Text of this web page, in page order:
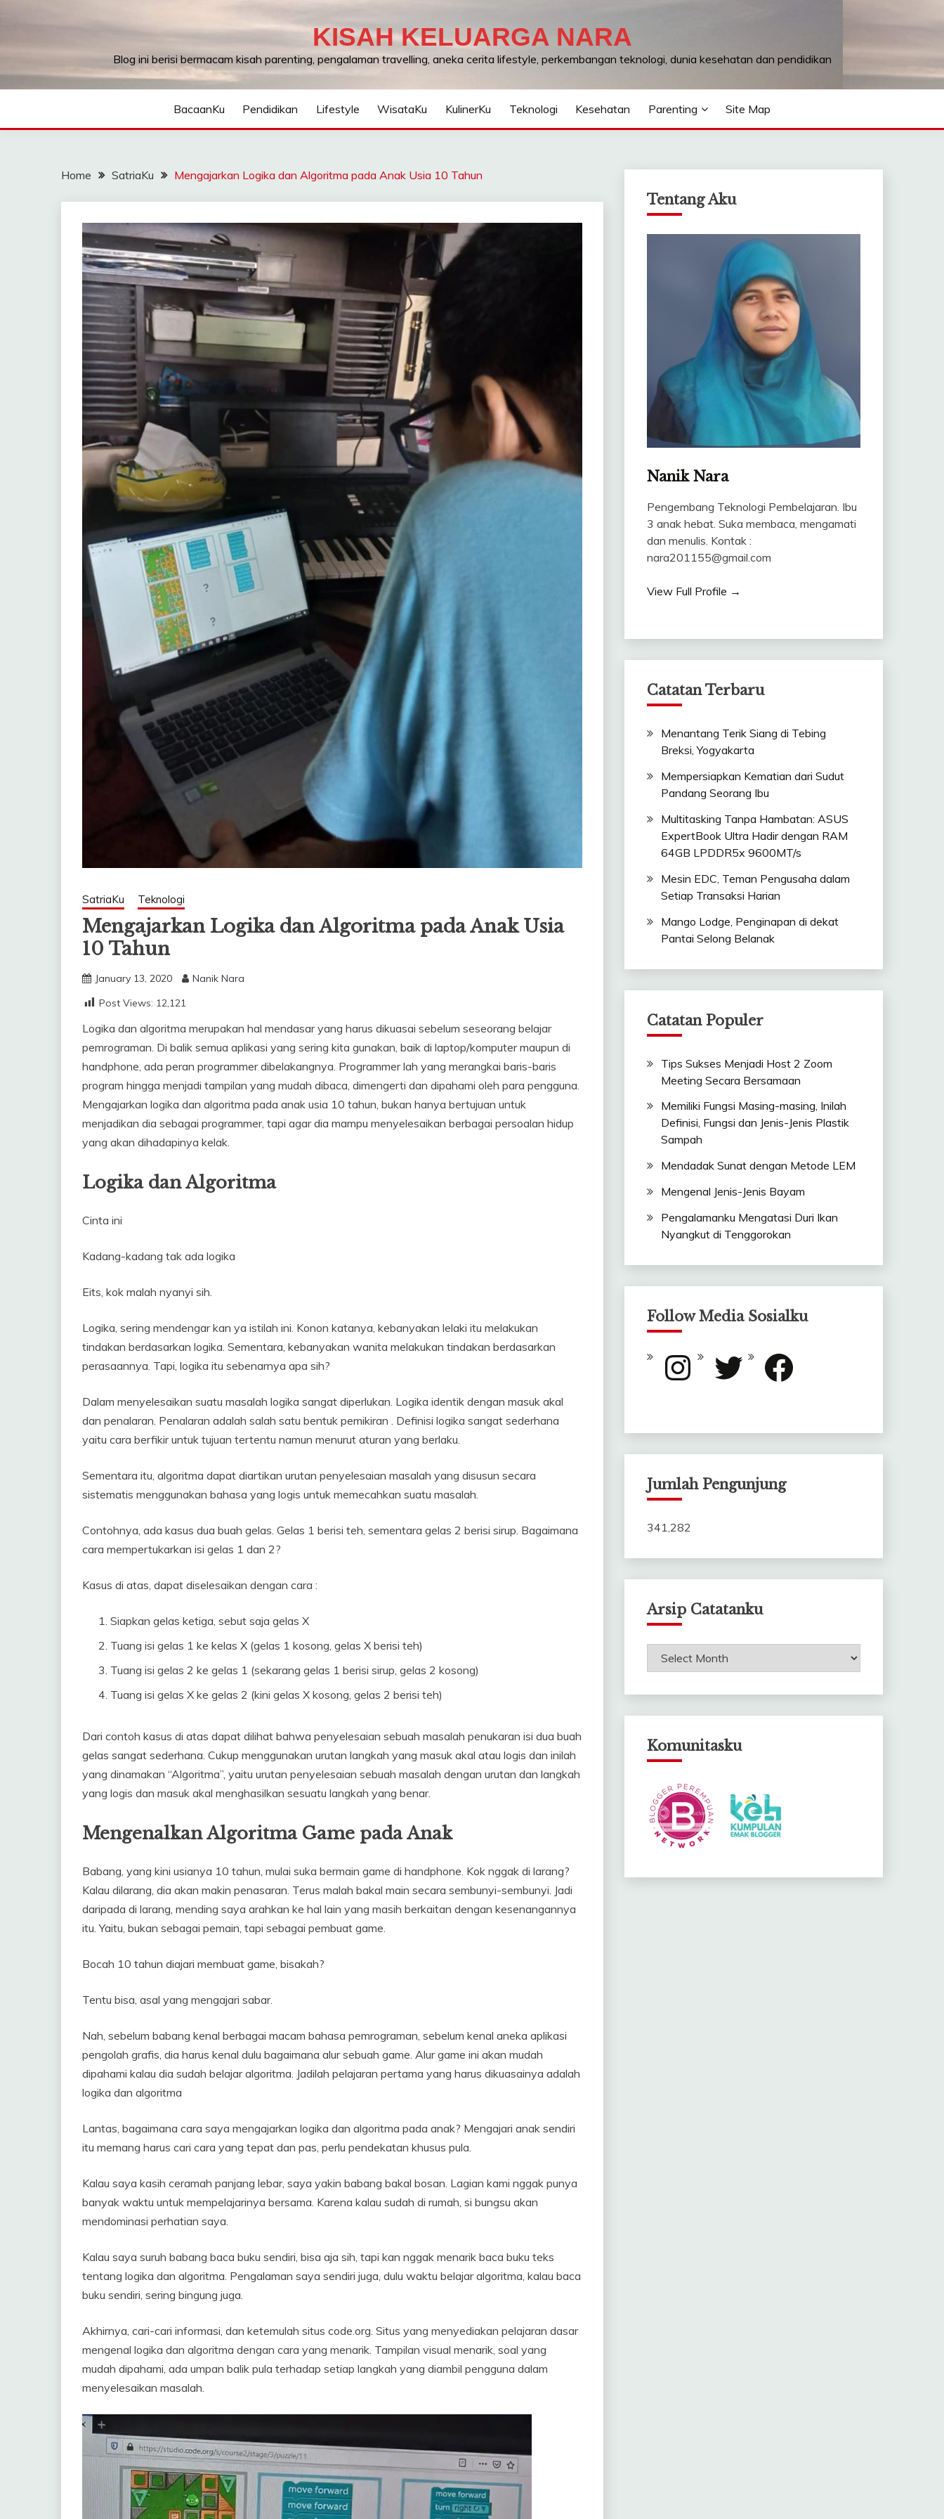
KISAH KELUARGA NARA
Blog ini berisi bermacam kisah parenting, pengalaman travelling, aneka cerita lifestyle, perkembangan teknologi, dunia kesehatan dan pendidikan
BacaanKu Pendidikan Lifestyle WisataKu KulinerKu Teknologi Kesehatan Parenting Site Map
Home SatriaKu Mengajarkan Logika dan Algoritma pada Anak Usia 10 Tahun
SatriaKu Teknologi
Mengajarkan Logika dan Algoritma pada Anak Usia
10 Tahun
January 13, 2020
Nanik Nara
Post Views: 12,121
Logika dan algoritma merupakan hal mendasar yang harus dikuasai sebelum seseorang belajar
pemrograman. Di balik semua aplikasi yang sering kita gunakan, baik di laptop/komputer maupun di
handphone, ada peran programmer dibelakangnya. Programmer lah yang merangkai baris-baris
program hingga menjadi tampilan yang mudah dibaca, dimengerti dan dipahami oleh para pengguna.
Mengajarkan logika dan algoritma pada anak usia 10 tahun, bukan hanya bertujuan untuk
menjadikan dia sebagai programmer, tapi agar dia mampu menyelesaikan berbagai persoalan hidup
yang akan dihadapinya kelak.
Logika dan Algoritma
Cinta ini
Kadang-kadang tak ada logika
Eits, kok malah nyanyi sih.
Logika, sering mendengar kan ya istilah ini. Konon katanya, kebanyakan lelaki itu melakukan
tindakan berdasarkan logika. Sementara, kebanyakan wanita melakukan tindakan berdasarkan
perasaannya. Tapi, logika itu sebenarnya apa sih?
Dalam menyelesaikan suatu masalah logika sangat diperlukan. Logika identik dengan masuk akal
dan penalaran. Penalaran adalah salah satu bentuk pemikiran . Definisi logika sangat sederhana
yaitu cara berfikir untuk tujuan tertentu namun menurut aturan yang berlaku.
Sementara itu, algoritma dapat diartikan urutan penyelesaian masalah yang disusun secara
sistematis menggunakan bahasa yang logis untuk memecahkan suatu masalah.
Contohnya, ada kasus dua buah gelas. Gelas 1 berisi teh, sementara gelas 2 berisi sirup. Bagaimana
cara mempertukarkan isi gelas 1 dan 2?
Kasus di atas, dapat diselesaikan dengan cara :
Siapkan gelas ketiga, sebut saja gelas X
Tuang isi gelas 1 ke kelas X (gelas 1 kosong, gelas X berisi teh)
Tuang isi gelas 2 ke gelas 1 (sekarang gelas 1 berisi sirup, gelas 2 kosong)
Tuang isi gelas X ke gelas 2 (kini gelas X kosong, gelas 2 berisi teh)
Dari contoh kasus di atas dapat dilihat bahwa penyelesaian sebuah masalah penukaran isi dua buah
gelas sangat sederhana. Cukup menggunakan urutan langkah yang masuk akal atau logis dan inilah
yang dinamakan “Algoritma”, yaitu urutan penyelesaian sebuah masalah dengan urutan dan langkah
yang logis dan masuk akal menghasilkan sesuatu langkah yang benar.
Mengenalkan Algoritma Game pada Anak
Babang, yang kini usianya 10 tahun, mulai suka bermain game di handphone. Kok nggak di larang?
Kalau dilarang, dia akan makin penasaran. Terus malah bakal main secara sembunyi-sembunyi. Jadi
daripada di larang, mending saya arahkan ke hal lain yang masih berkaitan dengan kesenangannya
itu. Yaitu, bukan sebagai pemain, tapi sebagai pembuat game.
Bocah 10 tahun diajari membuat game, bisakah?
Tentu bisa, asal yang mengajari sabar.
Nah, sebelum babang kenal berbagai macam bahasa pemrograman, sebelum kenal aneka aplikasi
pengolah grafis, dia harus kenal dulu bagaimana alur sebuah game. Alur game ini akan mudah
dipahami kalau dia sudah belajar algoritma. Jadilah pelajaran pertama yang harus dikuasainya adalah
logika dan algoritma
Lantas, bagaimana cara saya mengajarkan logika dan algoritma pada anak? Mengajari anak sendiri
itu memang harus cari cara yang tepat dan pas, perlu pendekatan khusus pula.
Kalau saya kasih ceramah panjang lebar, saya yakin babang bakal bosan. Lagian kami nggak punya
banyak waktu untuk mempelajarinya bersama. Karena kalau sudah di rumah, si bungsu akan
mendominasi perhatian saya.
Kalau saya suruh babang baca buku sendiri, bisa aja sih, tapi kan nggak menarik baca buku teks
tentang logika dan algoritma. Pengalaman saya sendiri juga, dulu waktu belajar algoritma, kalau baca
buku sendiri, sering bingung juga.
Akhirnya, cari-cari informasi, dan ketemulah situs code.org. Situs yang menyediakan pelajaran dasar
mengenal logika dan algoritma dengan cara yang menarik. Tampilan visual menarik, soal yang
mudah dipahami, ada umpan balik pula terhadap setiap langkah yang diambil pengguna dalam
menyelesaikan masalah.
Tentang Aku
Nanik Nara
Pengembang Teknologi Pembelajaran. Ibu
3 anak hebat. Suka membaca, mengamati
dan menulis. Kontak :
nara201155@gmail.com
View Full Profile →
Catatan Terbaru
Menantang Terik Siang di Tebing
Breksi, Yogyakarta
Mempersiapkan Kematian dari Sudut
Pandang Seorang Ibu
Multitasking Tanpa Hambatan: ASUS
ExpertBook Ultra Hadir dengan RAM
64GB LPDDR5x 9600MT/s
Mesin EDC, Teman Pengusaha dalam
Setiap Transaksi Harian
Mango Lodge, Penginapan di dekat
Pantai Selong Belanak
Catatan Populer
Tips Sukses Menjadi Host 2 Zoom
Meeting Secara Bersamaan
Memiliki Fungsi Masing-masing, Inilah
Definisi, Fungsi dan Jenis-Jenis Plastik
Sampah
Mendadak Sunat dengan Metode LEM
Mengenal Jenis-Jenis Bayam
Pengalamanku Mengatasi Duri Ikan
Nyangkut di Tenggorokan
Follow Media Sosialku
Instagram Twitter Facebook
Jumlah Pengunjung
341,282
Arsip Catatanku
Arsip
Komunitasku